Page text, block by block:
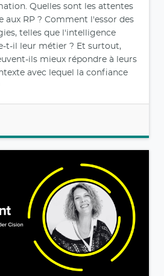
Quelles sont les attentes
aux RP ? Comment l'essor des
telles que l'intelligence
t-il leur métier ? Et surtout,
ils mieux répondre à leurs
avec lequel la confiance